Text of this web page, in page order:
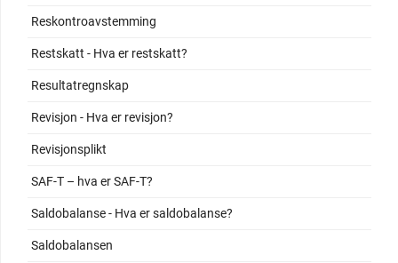
Reskontroavstemming
Restskatt - Hva er restskatt?
Resultatregnskap
Revisjon - Hva er revisjon?
Revisjonsplikt
SAF-T – hva er SAF-T?
Saldobalanse - Hva er saldobalanse?
Saldobalansen